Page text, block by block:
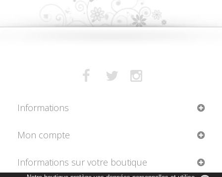
Informations
Mon compte
Informations sur votre boutique